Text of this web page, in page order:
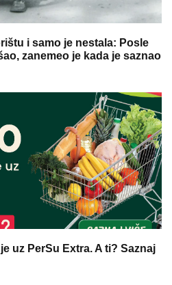
i samo je nestala: Posle
zanemeo je kada je saznao
uz PerSu Extra. A ti? Saznaj